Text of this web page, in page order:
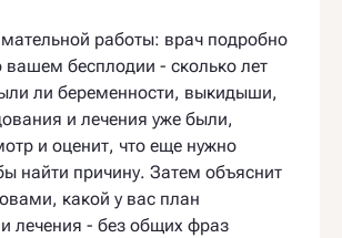
работы: врач подробно
вашем бесплодии - сколько лет
ли беременности, выкидыши,
и лечения уже были,
и оценит, что еще нужно
найти причину. Затем объяснит
какой у вас план
лечения - без общих фраз